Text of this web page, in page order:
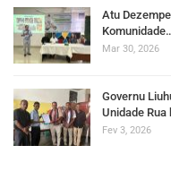
Atu
Mar 30, 2026
Governu
Unidade Rua
Fev 3, 2026